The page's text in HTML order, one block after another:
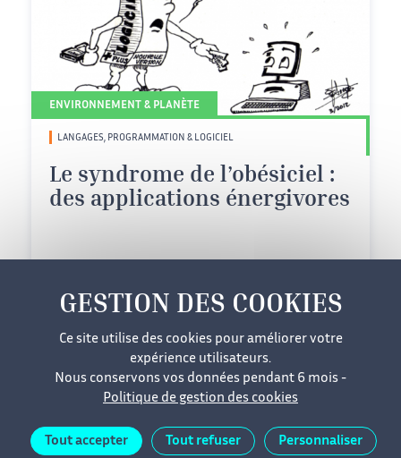
ENVIRONNEMENT & PLANÈTE
LANGAGES, PROGRAMMATION & LOGICIEL
Le syndrome de l’obésiciel :
des applications énergivores
Niveau 1 : Facile
Mentions légales Cookies Données personnelles
Ce site utilise des cookies pour améliorer votre
expérience utilisateurs.
Nous conservons vos données pendant 6 mois -
Politique de gestion des cookies
Tout accepter Tout refuser Personnaliser